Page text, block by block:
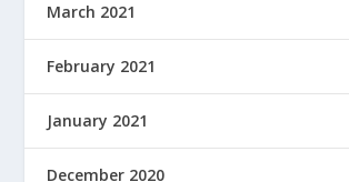
March 2021
February 2021
January 2021
December 2020